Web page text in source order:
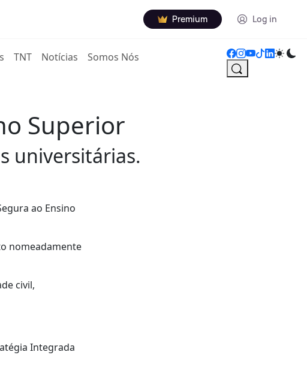
Premium Log in
TNT Notícias Somos Nós
Superior
universitárias.
ao Ensino
nomeadamente
civil,
Integrada